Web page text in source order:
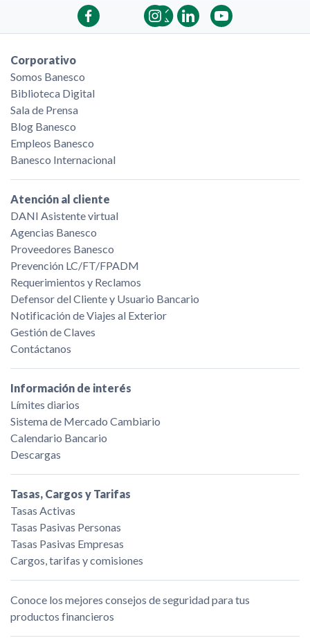
Corporativo
Somos Banesco
Biblioteca Digital
Sala de Prensa
Blog Banesco
Empleos Banesco
Banesco Internacional
Atención al cliente
DANI Asistente virtual
Agencias Banesco
Proveedores Banesco
Prevención LC/FT/FPADM
Requerimientos y Reclamos
Defensor del Cliente y Usuario Bancario
Notificación de Viajes al Exterior
Gestión de Claves
Contáctanos
Información de interés
Límites diarios
Sistema de Mercado Cambiario
Calendario Bancario
Descargas
Tasas, Cargos y Tarifas
Tasas Activas
Tasas Pasivas Personas
Tasas Pasivas Empresas
Cargos, tarifas y comisiones
Conoce los mejores consejos de seguridad para tus
productos financieros